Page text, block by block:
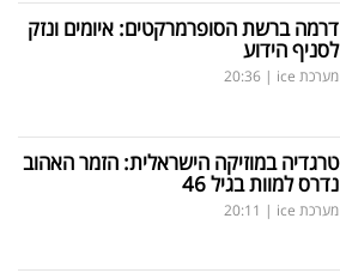
דרמה ברשת הסופרמרקטים: איומים ונזק
לסניף הידוע
מערכת ice |
20:36
טרגדיה במוזיקה הישראלית: הזמר האהוב
נדרס למוות בגיל 46
מערכת ice |
20:11